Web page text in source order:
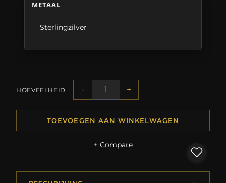
METAAL
Sterlingzilver
HOEVEELHEID - +
TOEVOEGEN AAN WINKELWAGEN
+ Compare